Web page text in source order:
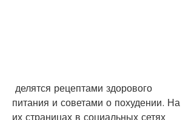
питания и советами о похудении. На
их страницах в социальных сетях